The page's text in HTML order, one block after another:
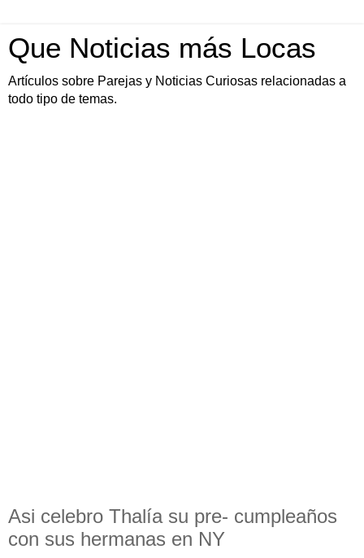
Que Noticias más Locas
Artículos sobre Parejas y Noticias Curiosas relacionadas a
todo tipo de temas.
Asi celebro Thalía su pre- cumpleaños
con sus hermanas en NY